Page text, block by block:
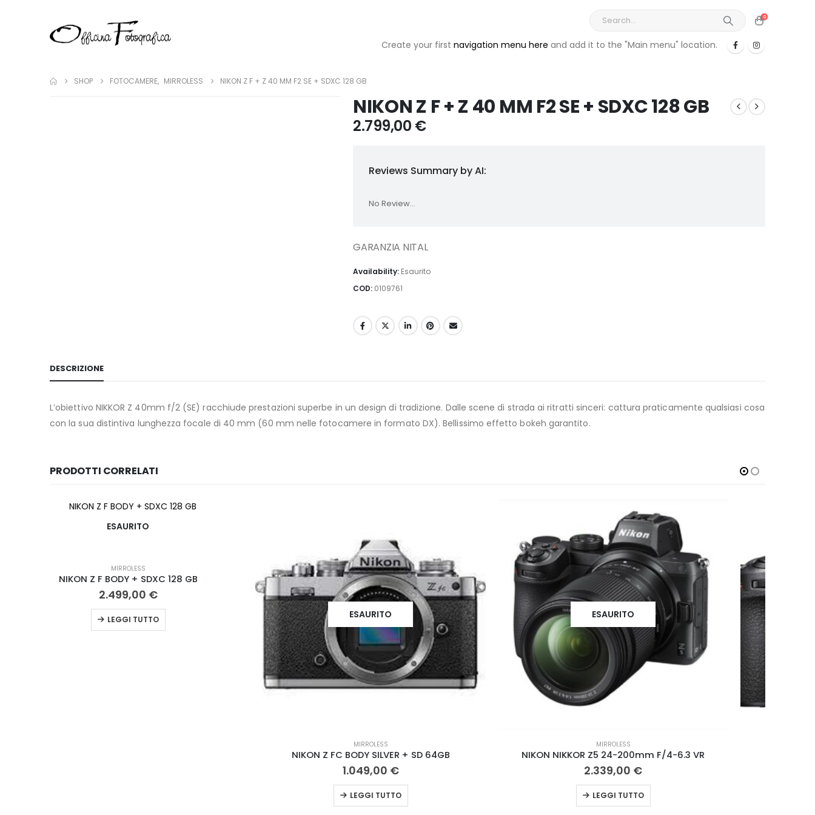
0
Create your first navigation menu here and add it to the "Main menu" location.
SHOP FOTOCAMERE, MIRROLESS NIKON Z F + Z 40 MM F2 SE + SDXC 128 GB
NIKON Z F + Z 40 MM F2 SE + SDXC 128 GB
2.799,00 €
Reviews Summary by AI:
No Review...
GARANZIA NITAL
Availability: Esaurito
COD: 0109761
DESCRIZIONE
L’obiettivo NIKKOR Z 40mm f/2 (SE) racchiude prestazioni superbe in un design di tradizione. Dalle scene di strada ai ritratti sinceri: cattura praticamente qualsiasi cosa
con la sua distintiva lunghezza focale di 40 mm (60 mm nelle fotocamere in formato DX). Bellissimo effetto bokeh garantito.
PRODOTTI CORRELATI
ESAURITO ESAURITO
NIKON NIKKOR Z5 24-200mm F/4-6.3 VR
2.339,00
LEGGI TUTTO
ESAURITO
NIKON Z6 II BODY
1.999,00
LEGGI TUTTO